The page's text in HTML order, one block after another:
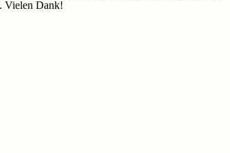
Vielen Dank!